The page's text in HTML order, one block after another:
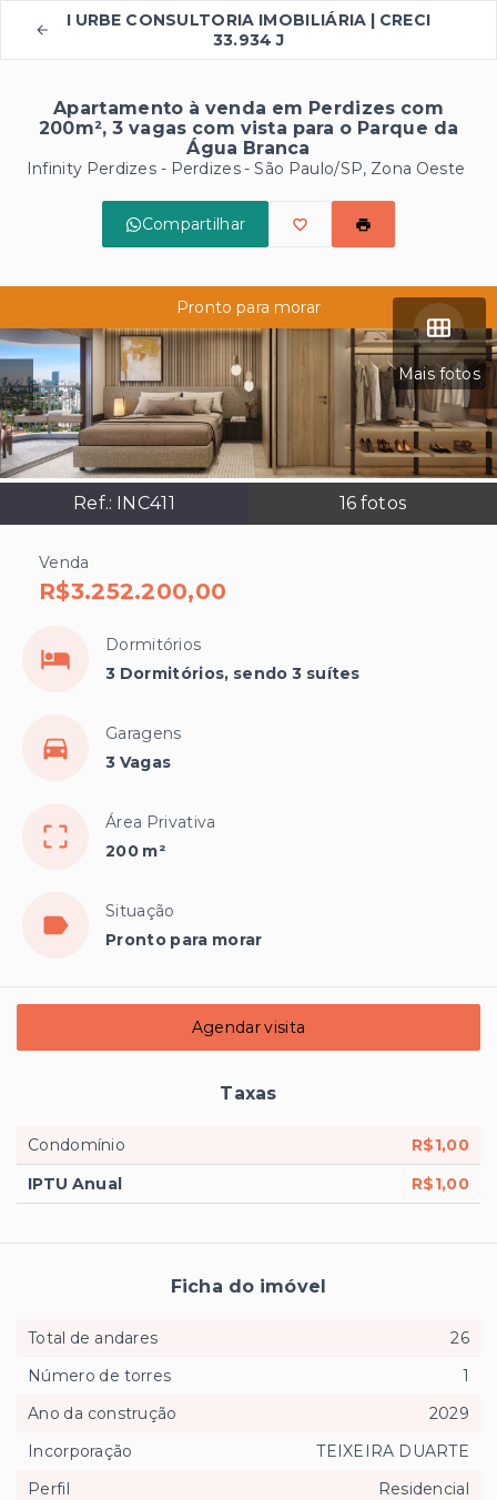
I URBE CONSULTORIA IMOBILIÁRIA | CRECI
33.934 J
Apartamento à venda em Perdizes com
200m², 3 vagas com vista para o Parque da
Água Branca
Infinity Perdizes - Perdizes - São Paulo/SP, Zona Oeste
Compartilhar
Mais fotos
Ref.: INC411 16 fotos
Pronto para morar
Venda
R$3.252.200,00
Dormitórios
3 Dormitórios, sendo 3 suítes
Garagens
3 Vagas
Área Privativa
200 m²
Situação
Pronto para morar
Agendar visita
Taxas
Condomínio
R$1,00
IPTU Anual
R$1,00
Ficha do imóvel
Total de andares
26
Número de torres
1
Ano da construção
2029
Incorporação
TEIXEIRA DUARTE
Perfil
Residencial